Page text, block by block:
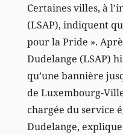
Certaines villes, à
(LSAP), indiquent
pour la Pride ».
Dudelange (LSAP)
qu’une bannière
de Luxembourg-
chargée du service
Dudelange,